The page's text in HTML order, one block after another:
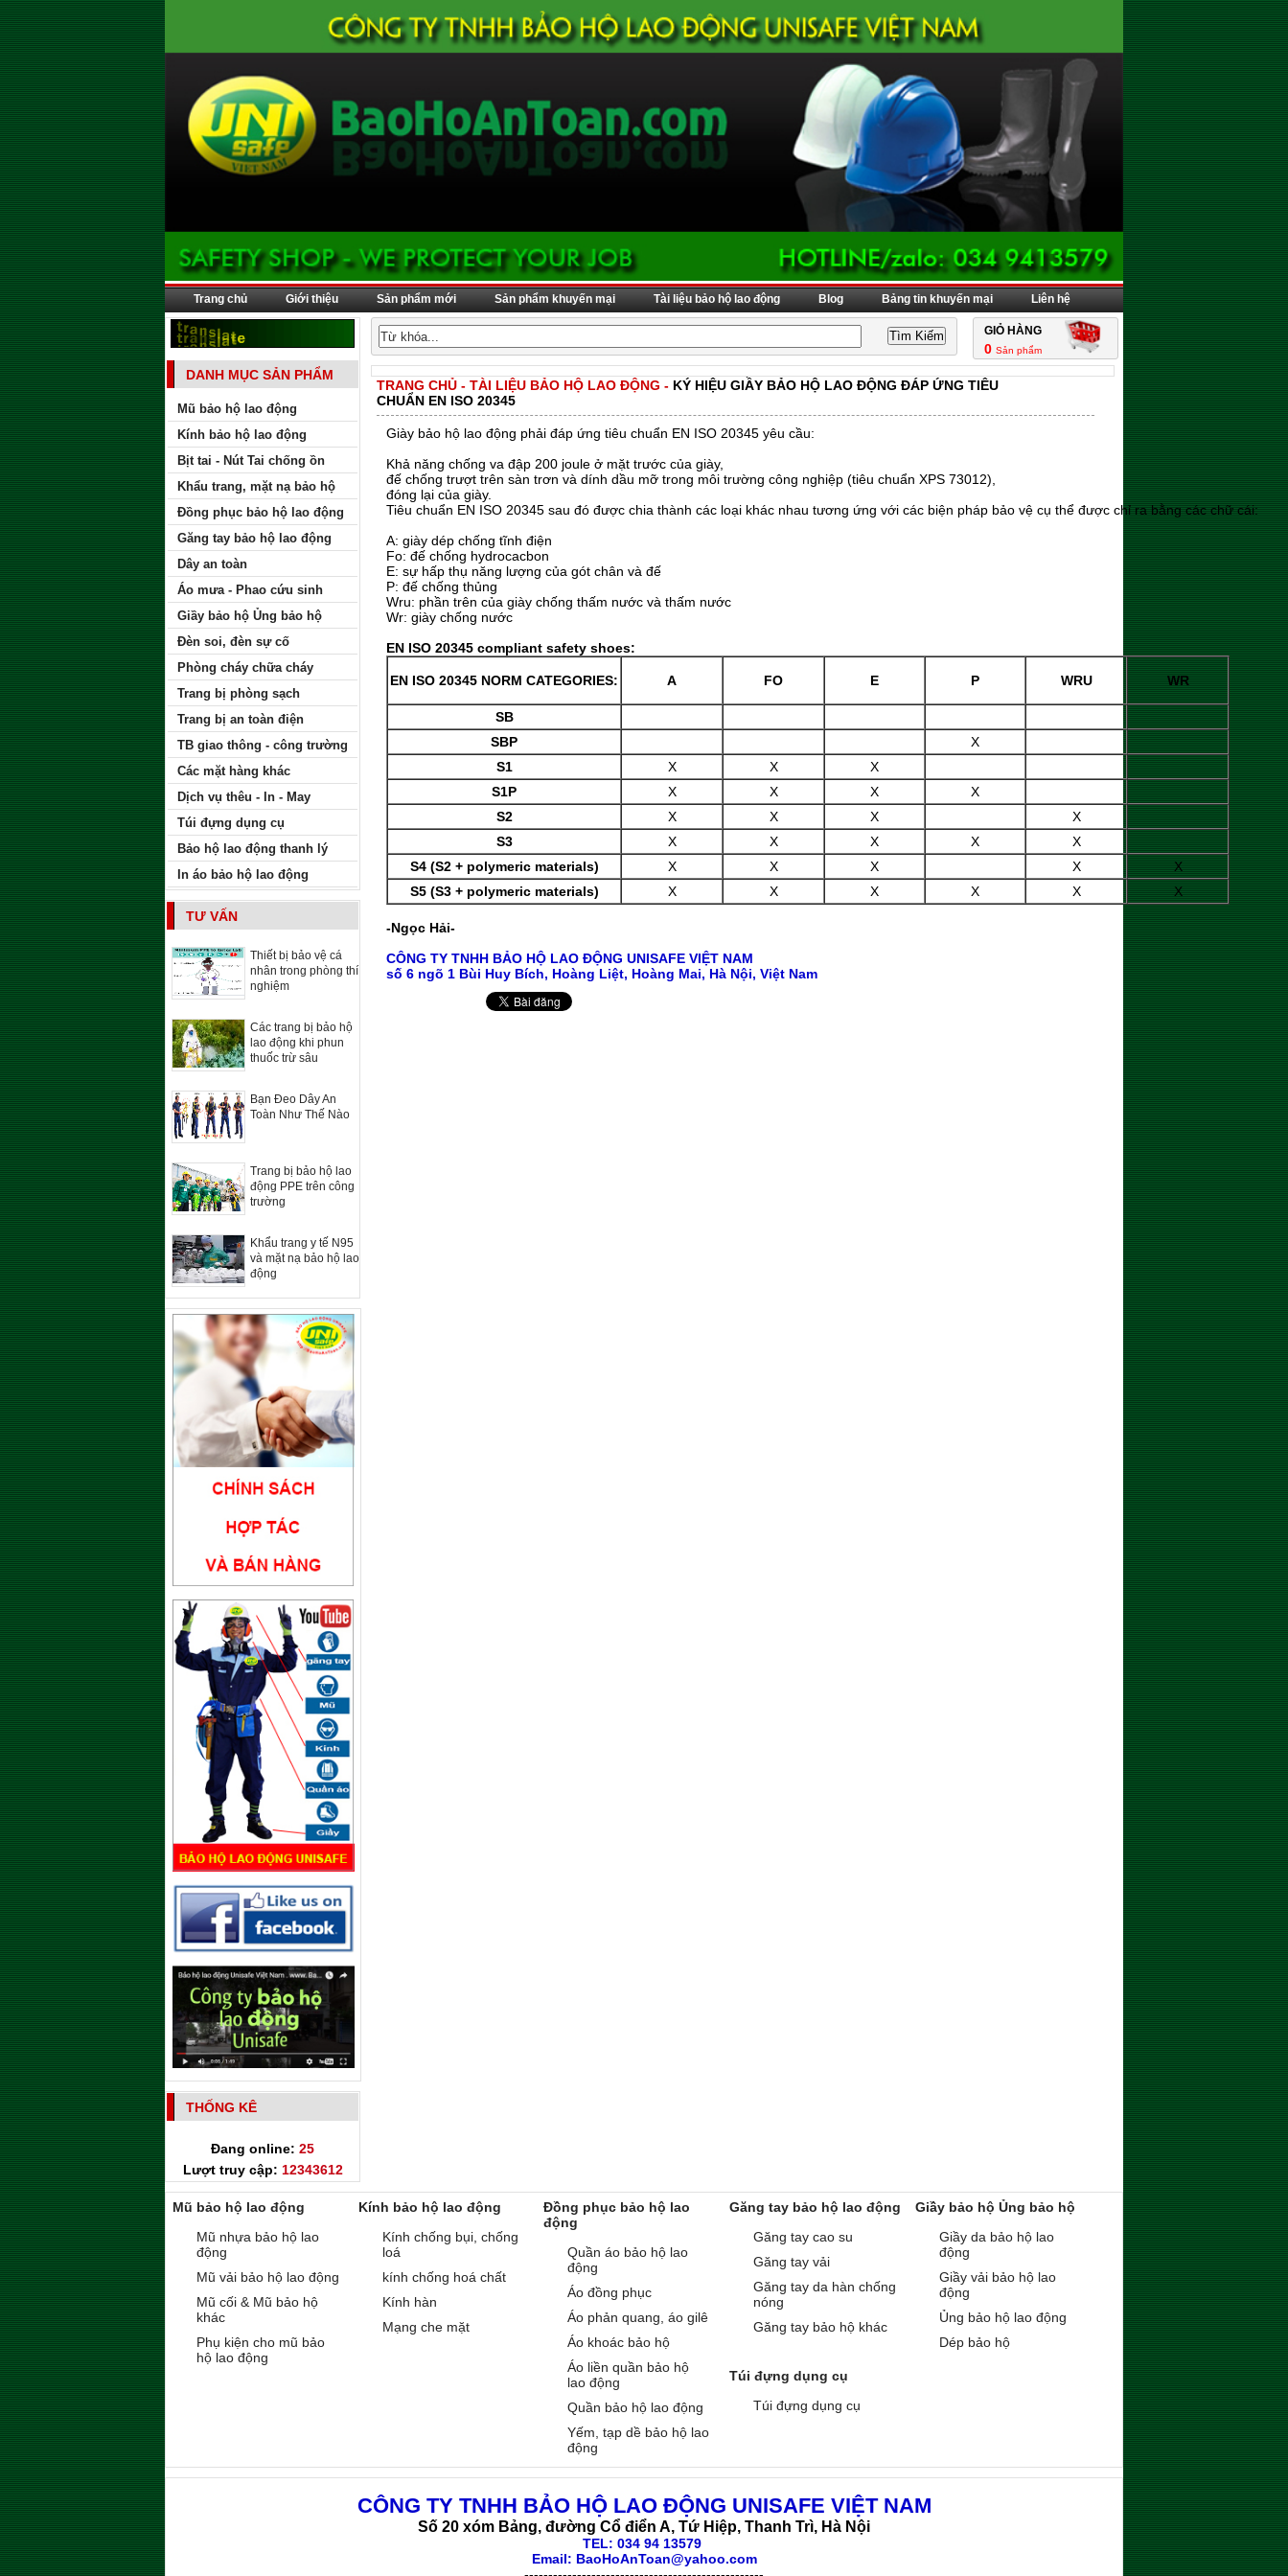
Trang chủ Giới thiệu Sản phẩm mới Sản phẩm khuyến mại Tài liệu bảo hộ lao động Blog Bảng tin khuyến mại Liên hệ
DANH MỤC SẢN PHẨM
Mũ bảo hộ lao động
Kính bảo hộ lao động
Bịt tai - Nút Tai chống ồn
Khẩu trang, mặt nạ bảo hộ
Đồng phục bảo hộ lao động
Găng tay bảo hộ lao động
Dây an toàn
Áo mưa - Phao cứu sinh
Giầy bảo hộ Ủng bảo hộ
Đèn soi, đèn sự cố
Phòng cháy chữa cháy
Trang bị phòng sạch
Trang bị an toàn điện
TB giao thông - công trường
Các mặt hàng khác
Dịch vụ thêu - In - May
Túi đựng dụng cụ
Bảo hộ lao động thanh lý
In áo bảo hộ lao động
TƯ VẤN
Thiết bị bảo vệ cá
nhân trong phòng thí
nghiệm
Các trang bị bảo hộ
lao động khi phun
thuốc trừ sâu
Bạn Đeo Dây An
Toàn Như Thế Nào
Trang bị bảo hộ lao
động PPE trên công
trường
Khẩu trang y tế N95
và mặt nạ bảo hộ lao
động
THỐNG KÊ
Đang online: 25
Lượt truy cập: 12343612
GIỎ HÀNG
0 Sản phẩm
TRANG CHỦ - TÀI LIỆU BẢO HỘ LAO ĐỘNG - KÝ HIỆU GIẦY BẢO HỘ LAO ĐỘNG ĐÁP ỨNG TIÊU
CHUẨN EN ISO 20345
Giày bảo hộ lao động phải đáp ứng tiêu chuẩn EN ISO 20345 yêu cầu:
Khả năng chống va đập 200 joule ở mặt trước của giày,
đế chống trượt trên sàn trơn và dính dầu mỡ trong môi trường công nghiệp (tiêu chuẩn XPS 73012),
đóng lại của giày.
Tiêu chuẩn EN ISO 20345 sau đó được chia thành các loại khác nhau tương ứng với các biện pháp bảo vệ cụ thể được chỉ ra bằng các chữ cái:
A: giày dép chống tĩnh điện
Fo: đế chống hydrocacbon
E: sự hấp thụ năng lượng của gót chân và đế
P: đế chống thủng
Wru: phần trên của giày chống thấm nước và thấm nước
Wr: giày chống nước
EN ISO 20345 compliant safety shoes:
EN ISO 20345 NORM CATEGORIES: A FO E P WRU WR
SB
SBP
X
S1
X X
X
S1P
X X X
X
S2
X X X
X
S3
X X X X
X
S4 (S2 + polymeric materials)
X X X X
X
S5 (S3 + polymeric materials)
X X X X X X
-Ngọc Hải-
CÔNG TY TNHH BẢO HỘ LAO ĐỘNG UNISAFE VIỆT NAM
số 6 ngõ 1 Bùi Huy Bích, Hoàng Liệt, Hoàng Mai, Hà Nội, Việt Nam
Mũ bảo hộ lao động
Mũ nhựa bảo hộ lao
động
Mũ vải bảo hộ lao động
Mũ cối & Mũ bảo hộ
khác
Phụ kiện cho mũ bảo
hộ lao động
Kính bảo hộ lao động
Kính chống bụi, chống
loá
kính chống hoá chất
Kính hàn
Mạng che mặt
Đồng phục bảo hộ lao
động
Quần áo bảo hộ lao
động
Áo đồng phục
Áo phản quang, áo gilê
Áo khoác bảo hộ
Áo liền quần bảo hộ
lao động
Quần bảo hộ lao động
Yếm, tạp dề bảo hộ lao
động
Găng tay bảo hộ lao động
Găng tay cao su
Găng tay vải
Găng tay da hàn chống
nóng
Găng tay bảo hộ khác
Giầy bảo hộ Ủng bảo hộ
Giầy da bảo hộ lao
động
Giầy vải bảo hộ lao
động
Ủng bảo hộ lao động
Dép bảo hộ
Túi đựng dụng cụ
Túi đựng dụng cụ
CÔNG TY TNHH BẢO HỘ LAO ĐỘNG UNISAFE VIỆT NAM
Số 20 xóm Bảng, đường Cổ điển A, Tứ Hiệp, Thanh Trì, Hà Nội
TEL: 034 94 13579
Email: BaoHoAnToan@yahoo.com